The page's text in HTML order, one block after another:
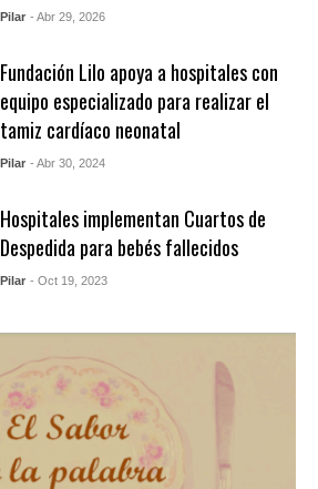
Pilar - Abr 29, 2026
Fundación Lilo apoya a hospitales con
equipo especializado para realizar el
tamiz cardíaco neonatal
Pilar - Abr 30, 2024
Hospitales implementan Cuartos de
Despedida para bebés fallecidos
Pilar - Oct 19, 2023